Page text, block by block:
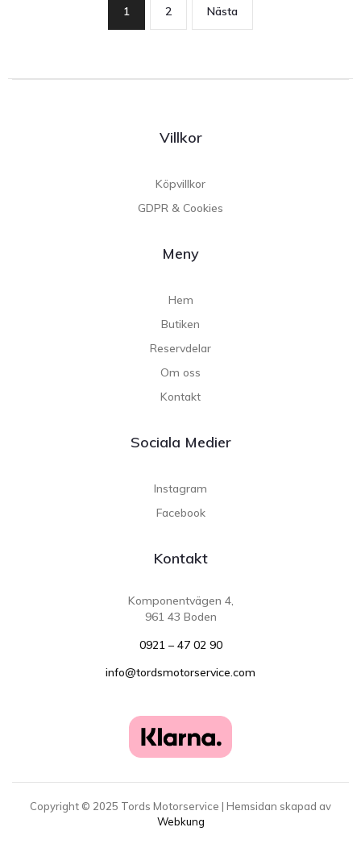
1 2 Nästa
Villkor
Köpvillkor
GDPR & Cookies
Meny
Hem
Butiken
Reservdelar
Om oss
Kontakt
Sociala Medier
Instagram
Facebook
Kontakt
Komponentvägen 4,
961 43 Boden
0921 – 47 02 90
info@tordsmotorservice.com
Copyright © 2025 Tords Motorservice | Hemsidan skapad av
Webkung